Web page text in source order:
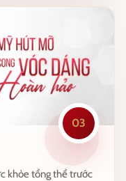
03
khỏe tổng thể trước